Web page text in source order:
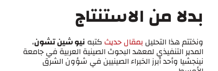
بدلا من الاستنتاج
ونختتم هذا التحليل بمقال حديث كتبه نيو شين تشون،
المدير التنفيذي لمعهد البحوث الصينية العربية في جامعة
نينجشيا وأحد أبرز الخبراء الصينيين في شؤون الشرق